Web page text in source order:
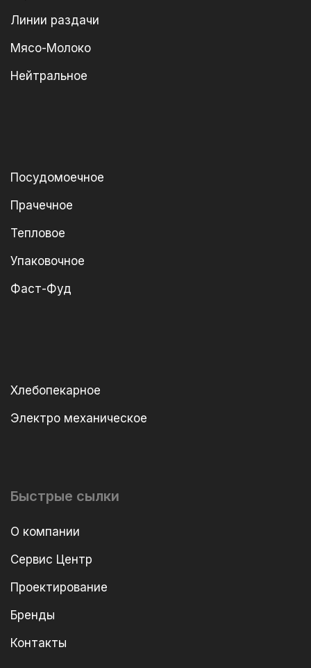
Линии раздачи
Мясо-Молоко
Нейтральное
Посудомоечное
Прачечное
Тепловое
Упаковочное
Фаст-Фуд
Хлебопекарное
Электро механическое
Быстрые сылки
О компании
Сервис Центр
Проектирование
Бренды
Контакты